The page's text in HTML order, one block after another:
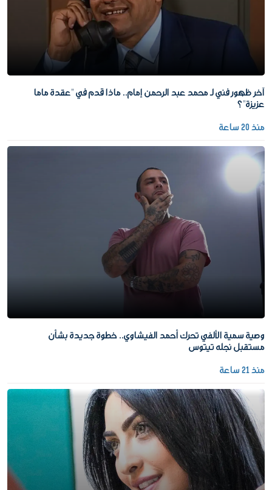
آخر ظهور فني لـ محمد عبد الرحمن إمام.. ماذا قدم في "عقدة ماما
عزيزة"؟
منذ 20 ساعة
وصية سمية الألفي تحرك أحمد الفيشاوي.. خطوة جديدة بشأن
مستقبل نجله تيتوس
منذ 21 ساعة